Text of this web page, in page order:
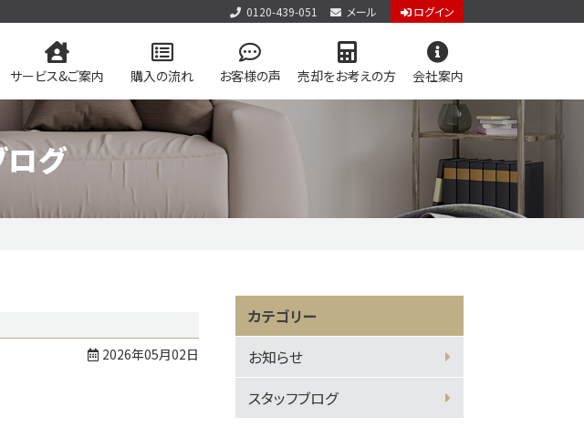
0120-439-051 メール ログイン
会員ページログイン
サービス&ご案内 購入の流れ お客様の声 売却をお考えの方 会社案内
お問い合わせ
お知らせ
スタッフブログ
ログ
2026年05月02日
カテゴリー
お知らせ
スタッフブログ